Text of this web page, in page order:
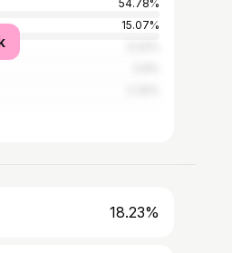
54.78%
15.07%
18.23%